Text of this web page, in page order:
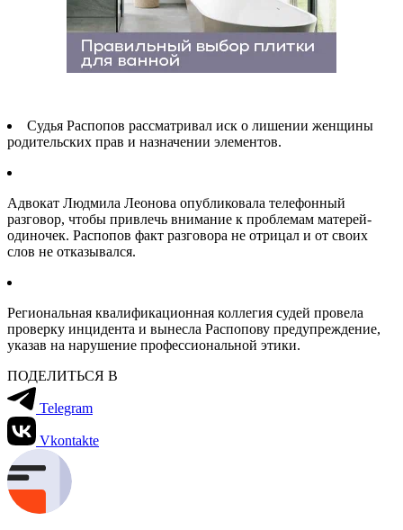
Судья Распопов рассматривал иск о лишении женщины
родительских прав и назначении элементов.
Адвокат Людмила Леонова опубликовала телефонный
разговор, чтобы привлечь внимание к проблемам матерей-
одиночек. Распопов факт разговора не отрицал и от своих
слов не отказывался.
Региональная квалификационная коллегия судей провела
проверку инцидента и вынесла Распопову предупреждение,
указав на нарушение профессиональной этики.
ПОДЕЛИТЬСЯ В
Telegram
Vkontakte